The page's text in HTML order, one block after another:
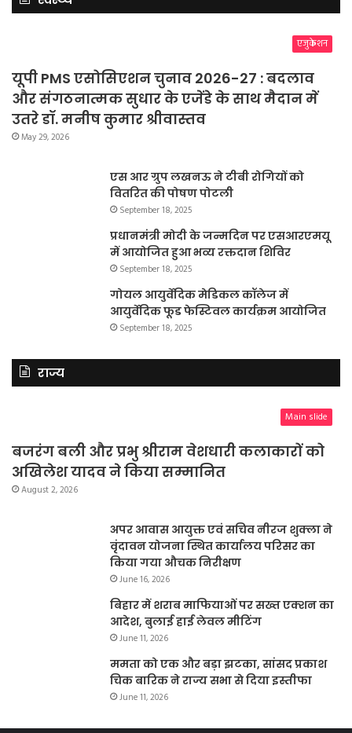
एजुकेशन
यूपी PMS एसोसिएशन चुनाव 2026-27 : बदलाव
और संगठनात्मक सुधार के एजेंडे के साथ मैदान में
उतरे डॉ. मनीष कुमार श्रीवास्तव
May 29, 2026
एस आर ग्रुप लखनऊ ने टीबी रोगियों को
वितरित की पोषण पोटली
September 18, 2025
प्रधानमंत्री मोदी के जन्मदिन पर एसआरएमयू
में आयोजित हुआ भव्य रक्तदान शिविर
September 18, 2025
गोयल आयुर्वेदिक मेडिकल कॉलेज में
आयुर्वेदिक फूड फेस्टिवल कार्यक्रम आयोजित
September 18, 2025
राज्य
Main slide
बजरंग बली और प्रभु श्रीराम वेशधारी कलाकारों को
अखिलेश यादव ने किया सम्मानित
August 2, 2026
अपर आवास आयुक्त एवं सचिव नीरज शुक्ला ने
वृंदावन योजना स्थित कार्यालय परिसर का
किया गया औचक निरीक्षण
June 16, 2026
बिहार में शराब माफियाओं पर सख्त एक्शन का
आदेश, बुलाई हाई लेवल मीटिंग
June 11, 2026
ममता को एक और बड़ा झटका, सांसद प्रकाश
चिक बारिक ने राज्य सभा से दिया इस्तीफा
June 11, 2026